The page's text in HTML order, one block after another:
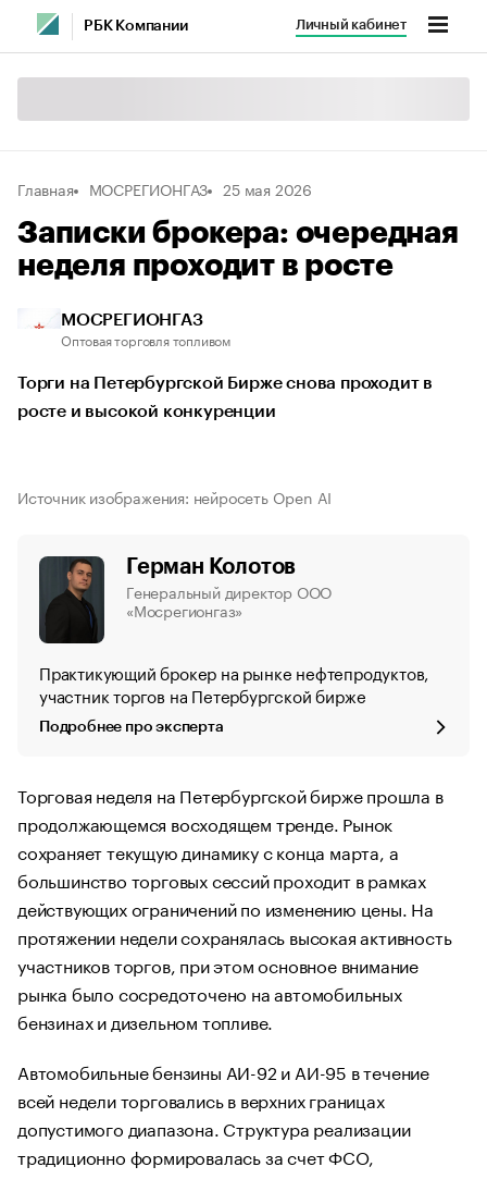
РБК Компании Личный кабинет
Главная МОСРЕГИОНГАЗ 25 мая 2026
Записки брокера: очередная
неделя проходит в росте
МОСРЕГИОНГАЗ
Оптовая торговля топливом
Торги на Петербургской Бирже снова проходит в
росте и высокой конкуренции
Источник изображения: нейросеть Open AI
Герман Колотов
Генеральный директор ООО
«Мосрегионгаз»
Практикующий брокер на рынке нефтепродуктов,
участник торгов на Петербургской бирже
Подробнее про эксперта
Торговая неделя на Петербургской бирже прошла в
продолжающемся восходящем тренде. Рынок
сохраняет текущую динамику с конца марта, а
большинство торговых сессий проходит в рамках
действующих ограничений по изменению цены. На
протяжении недели сохранялась высокая активность
участников торгов, при этом основное внимание
рынка было сосредоточено на автомобильных
бензинах и дизельном топливе.
Автомобильные бензины АИ-92 и АИ-95 в течение
всей недели торговались в верхних границах
допустимого диапазона. Структура реализации
традиционно формировалась за счет ФСО,